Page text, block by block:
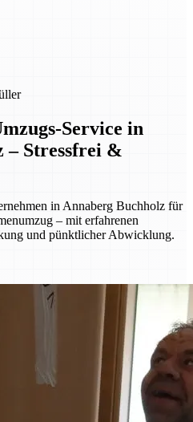
Service in
– Stressfrei &
in Annaberg Buchholz für
– mit erfahrenen
und pünktlicher Abwicklung.